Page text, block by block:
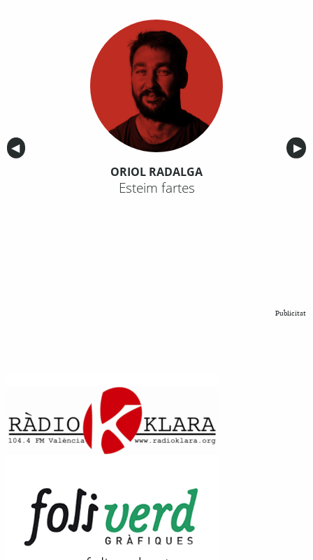
Anterior
◀︎ ▶︎
ORIOL RADALGA
Esteim fartes
Publicitat